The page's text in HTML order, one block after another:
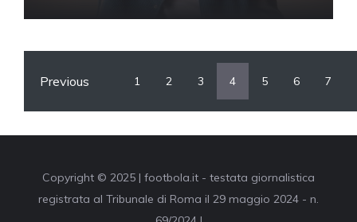
Previous 1 2 3 4 5 6 7
Copyright © 2025 | footbola.it - testata giornalistica
registrata al Tribunale di Roma il 29 maggio 2024 - n.